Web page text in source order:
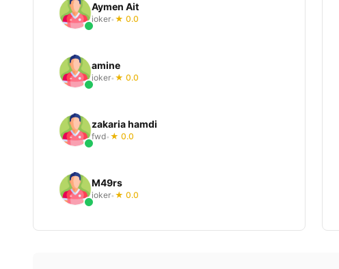
Aymen Ait
joker• ★ 0.0
amine
joker• ★ 0.0
zakaria hamdi
fwd• ★ 0.0
M49rs
joker• ★ 0.0